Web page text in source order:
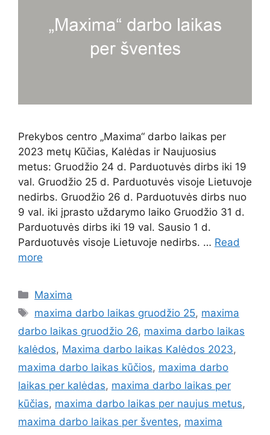
Prekybos centro „Maxima“ darbo laikas per
2023 metų Kūčias, Kalėdas ir Naujuosius
metus: Gruodžio 24 d. Parduotuvės dirbs iki 19
val. Gruodžio 25 d. Parduotuvės visoje Lietuvoje
nedirbs. Gruodžio 26 d. Parduotuvės dirbs nuo
9 val. iki įprasto uždarymo laiko Gruodžio 31 d.
Parduotuvės dirbs iki 19 val. Sausio 1 d.
Parduotuvės visoje Lietuvoje nedirbs. … Read
more
Maxima
maxima darbo laikas gruodžio 25, maxima
darbo laikas gruodžio 26, maxima darbo laikas
kalėdos, Maxima darbo laikas Kalėdos 2023,
maxima darbo laikas kūčios, maxima darbo
laikas per kalėdas, maxima darbo laikas per
kūčias, maxima darbo laikas per naujus metus,
maxima darbo laikas per šventes, maxima